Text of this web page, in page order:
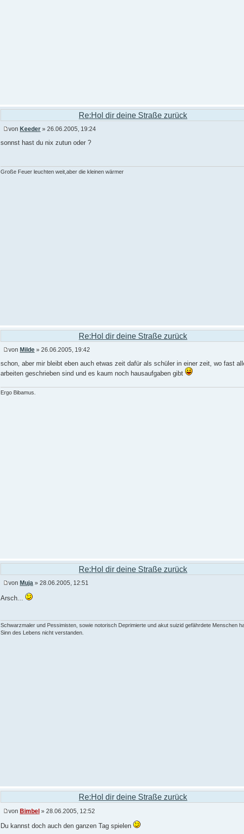
Re:Hol dir deine Straße zurück
von Keeder » 26.06.2005, 19:24
sonnst hast du nix zutun oder ?
Große Feuer leuchten weit,aber die kleinen wärmer
Re:Hol dir deine Straße zurück
von Milde » 26.06.2005, 19:42
schon, aber mir bleibt eben auch etwas zeit dafür als schüler in einer zeit, wo fast
arbeiten geschrieben sind und es kaum noch hausaufgaben gibt
Ergo Bibamus.
Re:Hol dir deine Straße zurück
von Muja » 28.06.2005, 12:51
Arsch...
Schwarzmaler und Pessimisten, sowie notorisch Deprimierte und akut suizid gefährdete Menschen
Sinn des Lebens nicht verstanden.
Re:Hol dir deine Straße zurück
von Bimbel » 28.06.2005, 12:52
Du kannst doch auch den ganzen Tag spielen